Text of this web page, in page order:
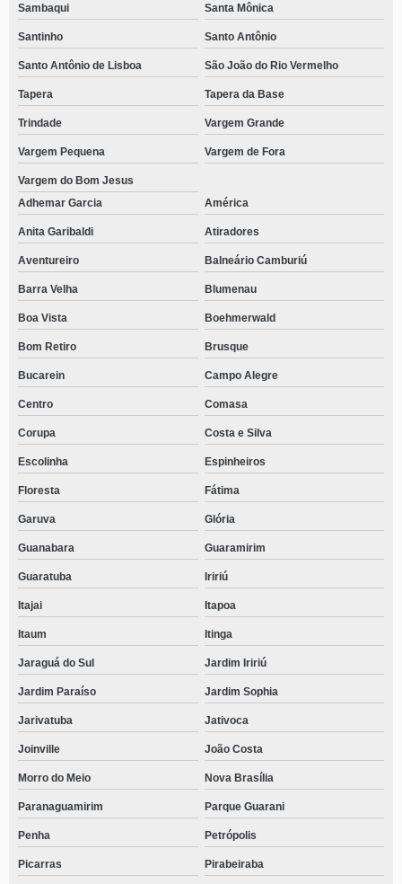
Sambaqui Santa Mônica
Santinho Santo Antônio
Santo Antônio de Lisboa São João do Rio Vermelho
Tapera Tapera da Base
Trindade Vargem Grande
Vargem Pequena Vargem de Fora
Vargem do Bom Jesus
Adhemar Garcia
América
Anita Garibaldi Atiradores
Aventureiro Balneário Camburiú
Barra Velha Blumenau
Boa Vista Boehmerwald
Bom Retiro Brusque
Bucarein Campo Alegre
Centro Comasa
Corupa Costa e Silva
Escolinha Espinheiros
Floresta Fátima
Garuva Glória
Guanabara Guaramirim
Guaratuba Iririú
Itajai Itapoa
Itaum Itinga
Jaraguá do Sul Jardim Iririú
Jardim Paraíso Jardim Sophia
Jarivatuba Jativoca
Joinville João Costa
Morro do Meio Nova Brasília
Paranaguamirim Parque Guarani
Penha Petrópolis
Picarras Pirabeiraba